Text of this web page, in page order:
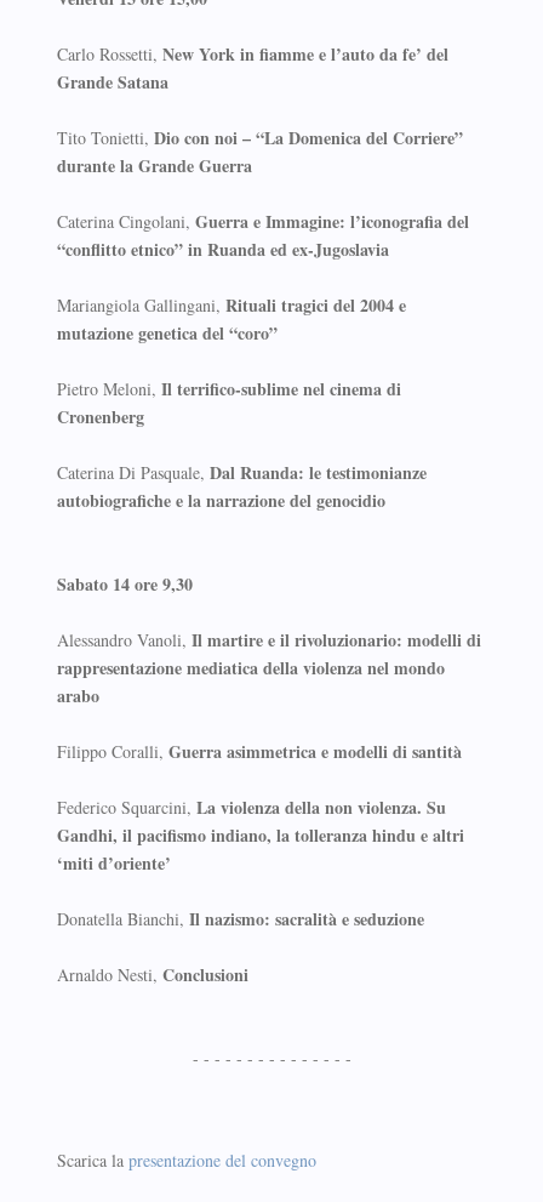
Carlo Rossetti, New York in fiamme e l’auto da fe’ del
Grande Satana
Tito Tonietti, Dio con noi – “La Domenica del Corriere”
durante la Grande Guerra
Caterina Cingolani, Guerra e Immagine: l’iconografia del
“conflitto etnico” in Ruanda ed ex-Jugoslavia
Mariangiola Gallingani, Rituali tragici del 2004 e
mutazione genetica del “coro”
Pietro Meloni, Il terrifico-sublime nel cinema di
Cronenberg
Caterina Di Pasquale, Dal Ruanda: le testimonianze
autobiografiche e la narrazione del genocidio
Sabato 14 ore 9,30
Alessandro Vanoli, Il martire e il rivoluzionario: modelli di
rappresentazione mediatica della violenza nel mondo
arabo
Filippo Coralli, Guerra asimmetrica e modelli di santità
Federico Squarcini, La violenza della non violenza. Su
Gandhi, il pacifismo indiano, la tolleranza hindu e altri
‘miti d’oriente’
Donatella Bianchi, Il nazismo: sacralità e seduzione
Arnaldo Nesti, Conclusioni
- - - - - - - - - - - - - - -
Scarica la presentazione del convegno